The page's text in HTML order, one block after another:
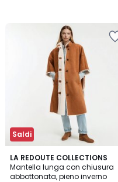
Saldi
LA REDOUTE COLLECTIONS
Mantella lunga con chiusura
abbottonata, pieno inverno